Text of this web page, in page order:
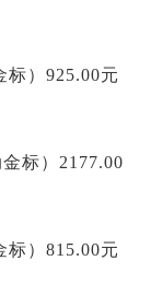
标）925.00元
标）2177.00
标）815.00元